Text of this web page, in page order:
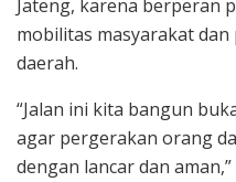
Jateng, karena berperan
mobilitas masyarakat
daerah.
“Jalan ini kita bangun
agar pergerakan orang
dengan lancar dan